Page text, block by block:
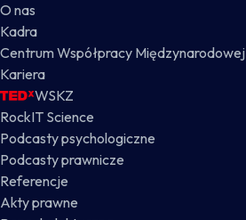
O nas
Kadra
Centrum Współpracy Międzynarodowej
Kariera
WSKZ
RockIT Science
Podcasty psychologiczne
Podcasty prawnicze
Referencje
Akty prawne